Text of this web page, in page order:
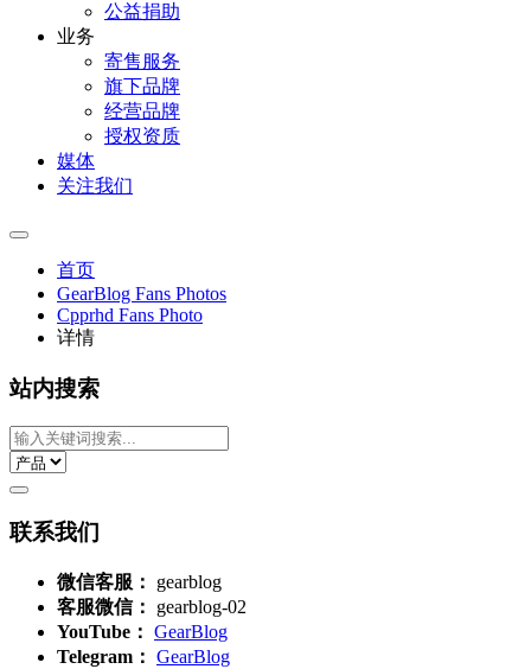
公益捐助
业务
寄售服务
旗下品牌
经营品牌
授权资质
媒体
关注我们
首页
GearBlog Fans Photos
Cpprhd Fans Photo
详情
站内搜索
联系我们
微信客服：
gearblog
客服微信：
gearblog-02
YouTube： GearBlog
Telegram： GearBlog